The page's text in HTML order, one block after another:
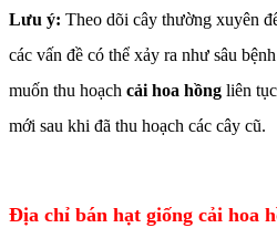
Lưu ý: Theo dõi cây thường xuyên
các vấn đề có thể xảy ra như sâu
muốn thu hoạch cải hoa hồng liên
mới sau khi đã thu hoạch các cây cũ.
Địa chỉ bán hạt giống cải hoa